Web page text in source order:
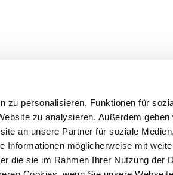
zu personalisieren, Funktionen für
zu analysieren. Außerdem geben
an unsere Partner für soziale
Informationen möglicherweise mit
die sie im Rahmen Ihrer Nutzung der